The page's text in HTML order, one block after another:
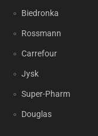
Biedronka
Rossmann
Carrefour
Jysk
Super-Pharm
Douglas